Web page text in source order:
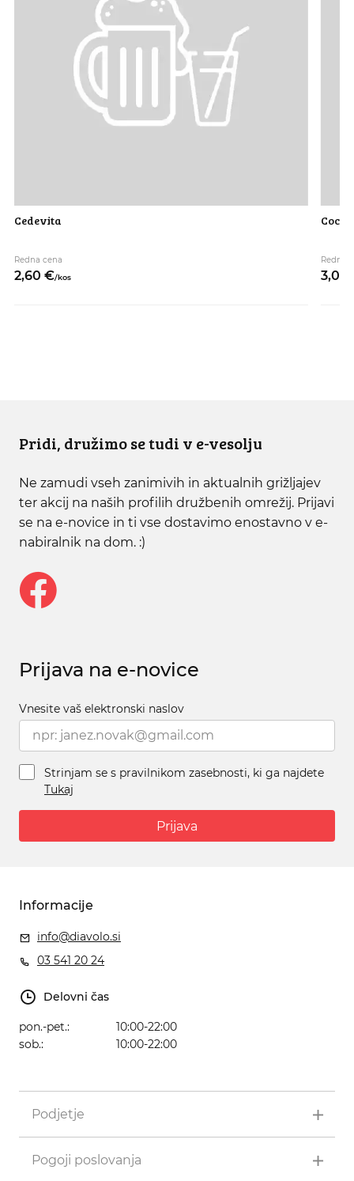
Cedevita
Redna cena
2,60 €/kos
Coca
Redna
3,00
Pridi, družimo se tudi v e-vesolju
Ne zamudi vseh zanimivih in aktualnih grižljajev
ter akcij na naših profilih družbenih omrežij. Prijavi
se na e-novice in ti vse dostavimo enostavno v e-
nabiralnik na dom. :)
Prijava na e-novice
Vnesite vaš elektronski naslov
Strinjam se s pravilnikom zasebnosti, ki ga najdete
Tukaj
Prijava
Informacije
info@diavolo.si
03 541 20 24
Delovni čas
pon.-pet.:
10:00-22:00
sob.:
10:00-22:00
Podjetje
Pogoji poslovanja